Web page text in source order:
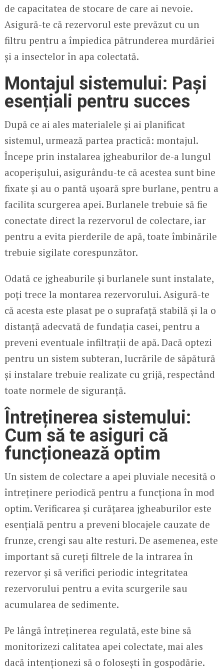
de capacitatea de stocare de care ai nevoie.
Asigură-te că rezervorul este prevăzut cu un
filtru pentru a împiedica pătrunderea murdăriei
și a insectelor în apa colectată.
Montajul sistemului: Pași
esențiali pentru succes
După ce ai ales materialele și ai planificat
sistemul, urmează partea practică: montajul.
Începe prin instalarea jgheaburilor de-a lungul
acoperișului, asigurându-te că acestea sunt bine
fixate și au o pantă ușoară spre burlane, pentru a
facilita scurgerea apei. Burlanele trebuie să fie
conectate direct la rezervorul de colectare, iar
pentru a evita pierderile de apă, toate îmbinările
trebuie sigilate corespunzător.
Odată ce jgheaburile și burlanele sunt instalate,
poți trece la montarea rezervorului. Asigură-te
că acesta este plasat pe o suprafață stabilă și la o
distanță adecvată de fundația casei, pentru a
preveni eventuale infiltrații de apă. Dacă optezi
pentru un sistem subteran, lucrările de săpătură
și instalare trebuie realizate cu grijă, respectând
toate normele de siguranță.
Întreținerea sistemului:
Cum să te asiguri că
funcționează optim
Un sistem de colectare a apei pluviale necesită o
întreținere periodică pentru a funcționa în mod
optim. Verificarea și curățarea jgheaburilor este
esențială pentru a preveni blocajele cauzate de
frunze, crengi sau alte resturi. De asemenea, este
important să cureți filtrele de la intrarea în
rezervor și să verifici periodic integritatea
rezervorului pentru a evita scurgerile sau
acumularea de sedimente.
Pe lângă întreținerea regulată, este bine să
monitorizezi calitatea apei colectate, mai ales
dacă intenționezi să o folosești în gospodărie.